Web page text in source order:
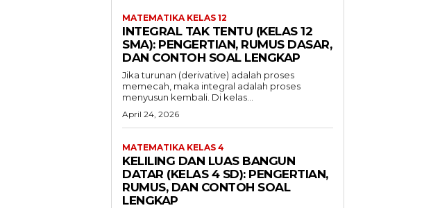
MATEMATIKA KELAS 12
INTEGRAL TAK TENTU (KELAS 12
SMA): PENGERTIAN, RUMUS DASAR,
DAN CONTOH SOAL LENGKAP
Jika turunan (derivative) adalah proses
memecah, maka integral adalah proses
menyusun kembali. Di kelas...
April 24, 2026
MATEMATIKA KELAS 4
KELILING DAN LUAS BANGUN
DATAR (KELAS 4 SD): PENGERTIAN,
RUMUS, DAN CONTOH SOAL
LENGKAP